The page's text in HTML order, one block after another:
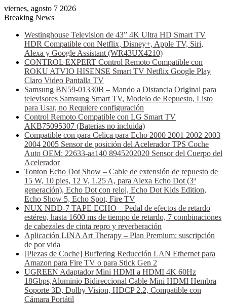
viernes, agosto 7 2026
Breaking News
Westinghouse Television de 43” 4K Ultra HD Smart TV
HDR Compatible con Netflix, Disney+, Apple TV, Siri,
Alexa y Google Assistant (WR43UX4210)
CONTROL EXPERT Control Remoto Compatible con
ROKU ATVIO HISENSE Smart TV Netflix Google Play
Claro Video Pantalla TV
Samsung BN59-01330B – Mando a Distancia Original para
televisores Samsung Smart TV, Modelo de Repuesto, Listo
para Usar, no Requiere configuración
Control Remoto Compatible con LG Smart TV
AKB75095307 (Baterias no incluida)
Compatible con para Celica para Echo 2000 2001 2002 2003
2004 2005 Sensor de posición del Acelerador TPS Coche
Auto OEM: 22633-aa140 8945202020 Sensor del Cuerpo del
Acelerador
Tonton Echo Dot Show – Cable de extensión de repuesto de
15 W, 10 pies, 12 V, 1.25 A, para Alexa Echo Dot (3ª
generación), Echo Dot con reloj, Echo Dot Kids Edition,
Echo Show 5, Echo Spot, Fire TV
NUX NDD-7 TAPE ECHO – Pedal de efectos de retardo
estéreo, hasta 1600 ms de tiempo de retardo, 7 combinaciones
de cabezales de cinta repro y reverberación
Aplicación LINA Art Therapy – Plan Premium: suscripción
de por vida
[Piezas de Coche] Buffering Reducción LAN Ethernet para
Amazon para Fire TV o para Stick Gen 2
UGREEN Adaptador Mini HDMI a HDMI 4K 60Hz
18Gbps,Aluminio Bidireccional Cable Mini HDMI Hembra
Soporte 3D, Dolby Vision, HDCP 2.2, Compatible con
Cámara Portátil